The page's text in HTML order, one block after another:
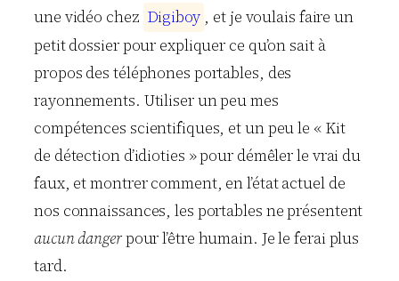
une vidéo chez Digiboy , et je voulais faire un
petit dossier pour expliquer ce qu’on sait à
propos des téléphones portables, des
rayonnements. Utiliser un peu mes
compétences scientifiques, et un peu le « Kit
de détection d’idioties » pour démêler le vrai du
faux, et montrer comment, en l’état actuel de
nos connaissances, les portables ne présentent
aucun dangerpour l’être humain. Je le ferai plus
tard.